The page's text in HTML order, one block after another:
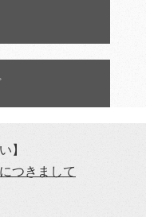
】
つきまして